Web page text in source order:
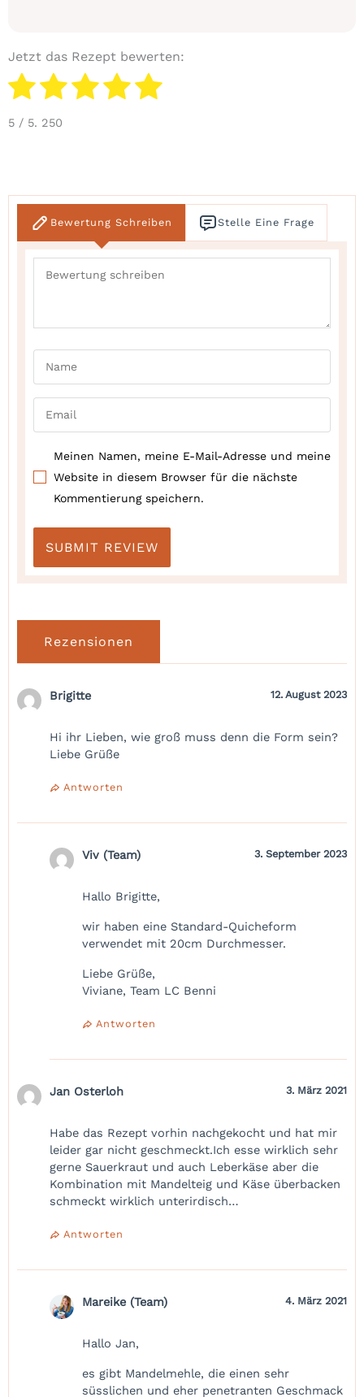
Jetzt das Rezept bewerten:
5 / 5. 250
Bewertung Schreiben Stelle Eine Frage
Meinen Namen, meine E-Mail-Adresse und meine
Website in diesem Browser für die nächste
Kommentierung speichern.
Rezensionen
Brigitte 12. August 2023
Hi ihr Lieben, wie groß muss denn die Form sein?
Liebe Grüße
Antworten
Viv (Team) 3. September 2023
Hallo Brigitte,
wir haben eine Standard-Quicheform
verwendet mit 20cm Durchmesser.
Liebe Grüße,
Viviane, Team LC Benni
Antworten
Jan Osterloh 3. März 2021
Habe das Rezept vorhin nachgekocht und hat mir
leider gar nicht geschmeckt.Ich esse wirklich sehr
gerne Sauerkraut und auch Leberkäse aber die
Kombination mit Mandelteig und Käse überbacken
schmeckt wirklich unterirdisch…
Antworten
Mareike (Team) 4. März 2021
Hallo Jan,
es gibt Mandelmehle, die einen sehr
süsslichen und eher penetranten Geschmack